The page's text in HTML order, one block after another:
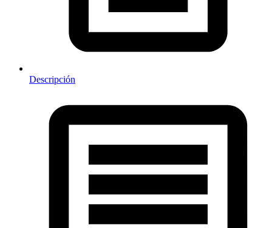
Descripción